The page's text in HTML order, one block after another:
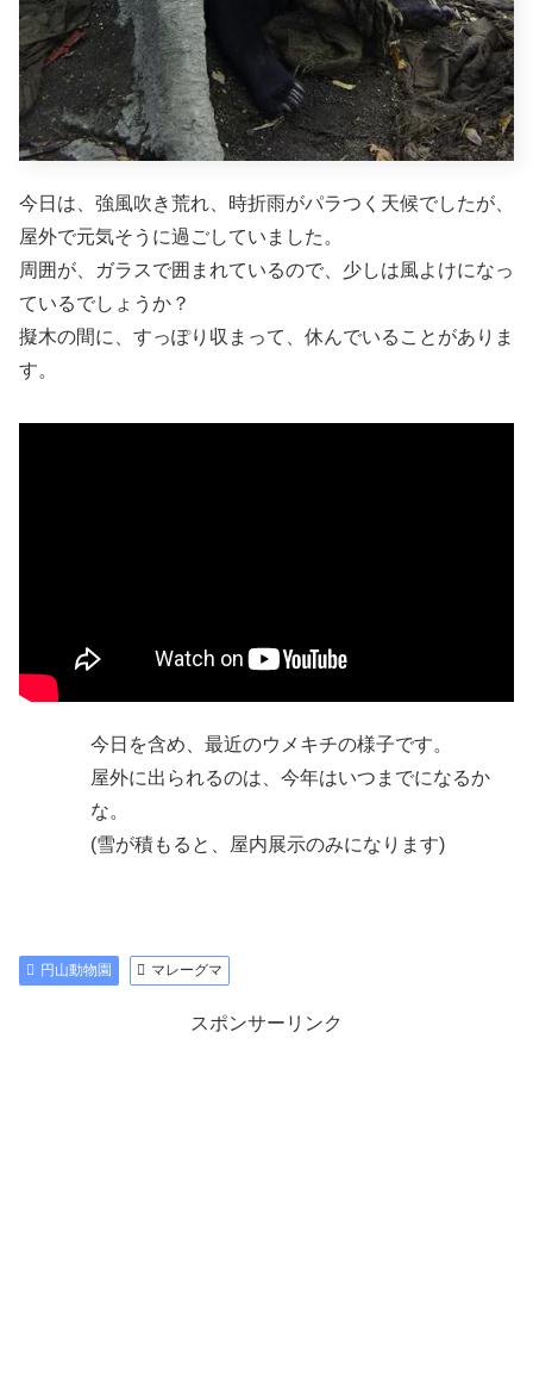
今日は、強風吹き荒れ、時折雨がパラつく天候でしたが、
屋外で元気そうに過ごしていました。
周囲が、ガラスで囲まれているので、少しは風よけになっ
ているでしょうか？
擬木の間に、すっぽり収まって、休んでいることがありま
す。
今日を含め、最近のウメキチの様子です。
屋外に出られるのは、今年はいつまでになるか
な。
(雪が積もると、屋内展示のみになります)
円山動物園 マレーグマ
スポンサーリンク